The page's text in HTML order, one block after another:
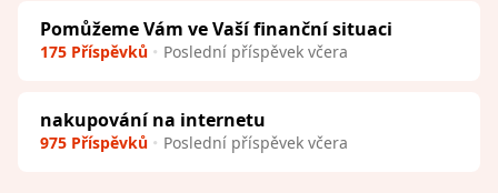
Pomůžeme Vám ve Vaší finanční situaci
175 Příspěvků Poslední příspěvek včera
nakupování na internetu
975 Příspěvků Poslední příspěvek včera